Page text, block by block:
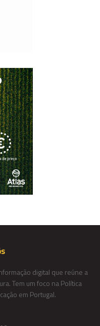
digital que reúne a
Tem um foco na Política
em Portugal.